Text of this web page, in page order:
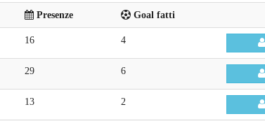
Presenze Goal fatti
16 4
29 6
13 2